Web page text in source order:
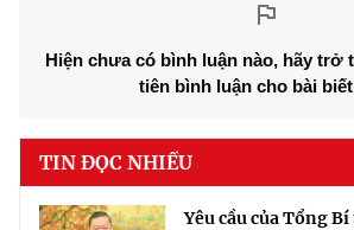
Hiện chưa có bình luận nào, hãy trở
tiên bình luận cho bài
TIN ĐỌC NHIỀU
Yêu cầu của Tổng